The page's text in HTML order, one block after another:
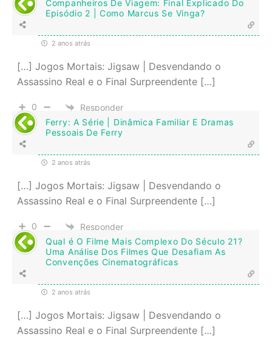
Companheiros De Viagem: Final Explicado Do
Episódio 2 | Como Marcus Se Vinga?
2 anos atrás
[…] Jogos Mortais: Jigsaw | Desvendando o
Assassino Real e o Final Surpreendente […]
0
Responder
Ferry: A Série | Dinâmica Familiar E Dramas
Pessoais De Ferry
2 anos atrás
[…] Jogos Mortais: Jigsaw | Desvendando o
Assassino Real e o Final Surpreendente […]
0
Responder
Qual é O Filme Mais Complexo Do Século 21?
Uma Análise Dos Filmes Que Desafiam As
Convenções Cinematográficas
2 anos atrás
[…] Jogos Mortais: Jigsaw | Desvendando o
Assassino Real e o Final Surpreendente […]